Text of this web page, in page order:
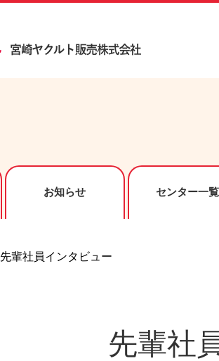
お知らせ センター一覧
先輩社員インタビュー
先輩社